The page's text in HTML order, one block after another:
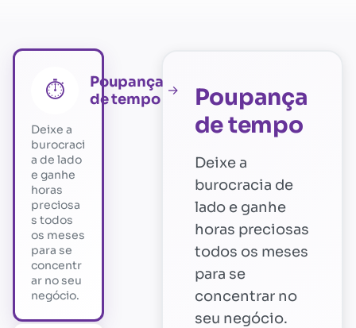
⏱️
Poupança
de tempo →
Deixe a
burocraci
a de lado
e ganhe
horas
preciosa
s todos
os meses
para se
concentr
ar no seu
negócio.
Poupança
de tempo
Deixe a
burocracia de
lado e ganhe
horas preciosas
todos os meses
para se
concentrar no
seu negócio.